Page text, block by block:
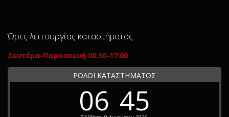
Ώρες λειτουργίας καταστήματος
Δευτέρα-Παρασκευή 08:30-17:00
ΡΟΛΟΪ ΚΑΤΑΣΤΗΜΑΤΟΣ
06 45